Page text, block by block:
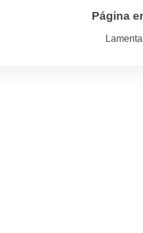
Página